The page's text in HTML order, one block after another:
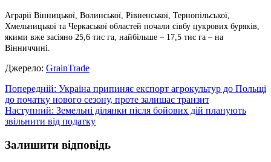
Аграрії Вінницької, Волинської, Рівненської, Тернопільської,
Хмельницької та Черкаської областей почали сівбу цукрових буряків,
якими вже засіяно 25,6 тис га, найбільше – 17,5 тис га – на
Вінниччині.
Джерело: GrainTrade
Навігація
записів
Попередній: Україна припиняє експорт агрокультур до Польщі
до початку нового сезону, проте залишає транзит
Наступний: Земельні ділянки після бойових дій планують
звільнити від податку
Залишити відповідь